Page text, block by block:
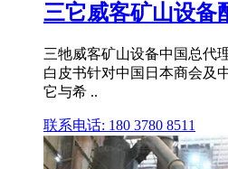
三它威客矿山设备
三牠威客矿山设备中国总代
白皮书针对中国日本商会及
它与希 ..
联系电话: 180 3780 8511